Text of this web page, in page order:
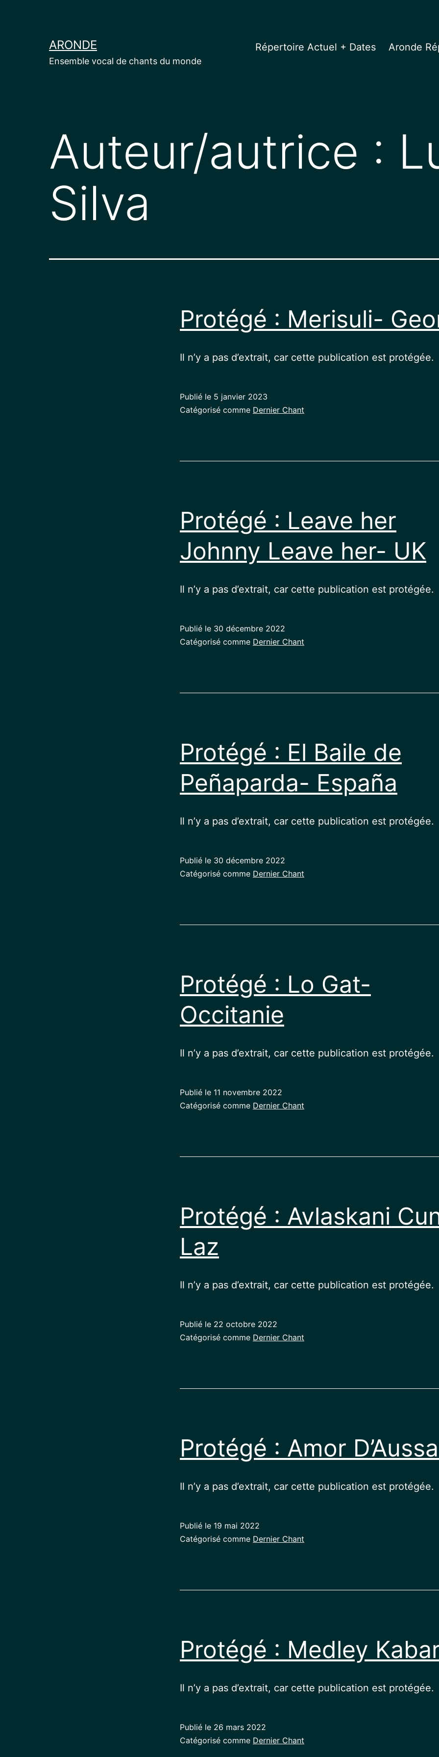
ARONDE
Ensemble vocal de chants du monde
Répertoire Actuel + Dates Aronde
Auteur/autrice :
Silva
Protégé : Merisuli-
Il n’y a pas d’extrait, car cette publication est protégée.
Publié le 5 janvier 2023
Catégorisé comme Dernier Chant
Protégé : Leave her
Johnny Leave her- UK
Il n’y a pas d’extrait, car cette publication est protégée.
Publié le 30 décembre 2022
Catégorisé comme Dernier Chant
Protégé : El Baile de
Peñaparda- España
Il n’y a pas d’extrait, car cette publication est protégée.
Publié le 30 décembre 2022
Catégorisé comme Dernier Chant
Protégé : Lo Gat-
Occitanie
Il n’y a pas d’extrait, car cette publication est protégée.
Publié le 11 novembre 2022
Catégorisé comme Dernier Chant
Protégé : Avlaskani
Laz
Il n’y a pas d’extrait, car cette publication est protégée.
Publié le 22 octobre 2022
Catégorisé comme Dernier Chant
Protégé : Amor
Il n’y a pas d’extrait, car cette publication est protégée.
Publié le 19 mai 2022
Catégorisé comme Dernier Chant
Protégé : Medley
Il n’y a pas d’extrait, car cette publication est protégée.
Publié le 26 mars 2022
Catégorisé comme Dernier Chant